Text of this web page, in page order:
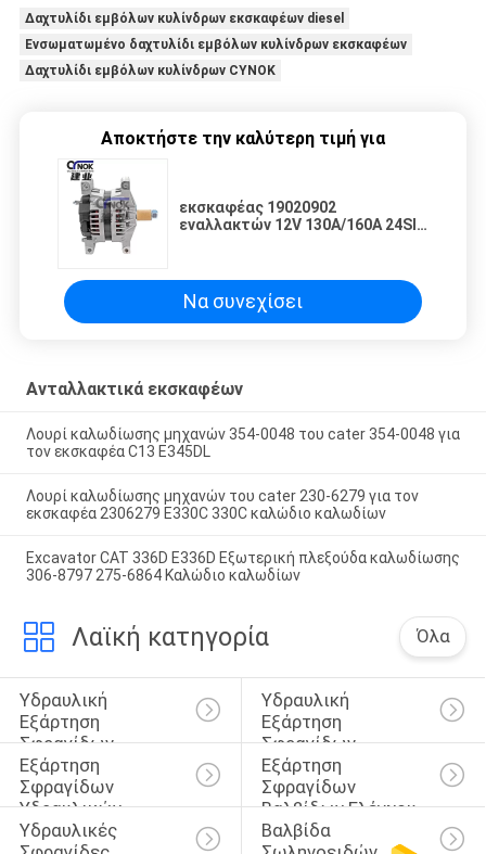
Δαχτυλίδι εμβόλων κυλίνδρων εκσκαφέων diesel
Ενσωματωμένο δαχτυλίδι εμβόλων κυλίνδρων εκσκαφέων
Δαχτυλίδι εμβόλων κυλίνδρων CYNOK
Αποκτήστε την καλύτερη τιμή για
εκσκαφέας 19020902
εναλλακτών 12V 130A/160A 24SI
8600201 8600403 τακτοποιήσεις
Να συνεχίσει
Ανταλλακτικά εκσκαφέων
Λουρί καλωδίωσης μηχανών 354-0048 του cater 354-0048 για
τον εκσκαφέα C13 E345DL
Λουρί καλωδίωσης μηχανών του cater 230-6279 για τον
εκσκαφέα 2306279 E330C 330C καλώδιο καλωδίων
Excavator CAT 336D E336D Εξωτερική πλεξούδα καλωδίωσης
306-8797 275-6864 Καλώδιο καλωδίων
Λαϊκή κατηγορία Όλα
Υδραυλική
Εξάρτηση
Σφραγίδων
Κυλίνδρων
Υδραυλική
Εξάρτηση
Σφραγίδων
Διακοπτών
Εξάρτηση
Σφραγίδων
Υδραυλικών
Αντλιών
Εξάρτηση
Σφραγίδων
Βαλβίδων Ελέγχου
Υδραυλικές
Βαλβίδα